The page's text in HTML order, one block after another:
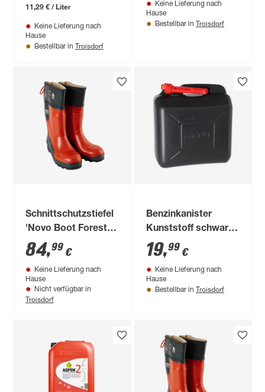
11,29 € / Liter
Keine Lieferung nach
Hause
Bestellbar in Troisdorf
Keine Lieferung nach
Hause
Bestellbar in Troisdorf
Schnittschutzstiefel
'Novo Boot Forest 2'
Gr. 42
84,99 €
Keine Lieferung nach
Hause
Nicht verfügbar in
Troisdorf
Benzinkanister
Kunststoff schwarz
20 l
19,99 €
Keine Lieferung nach
Hause
Bestellbar in Troisdorf